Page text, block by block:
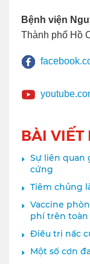
Bệnh viện
Thành phố Hồ
BÀI VIẾT
Sự liên quan
cứng
Tiêm chủng
Vaccine
phí trên toàn
Điều trị nấc
Một số cơn